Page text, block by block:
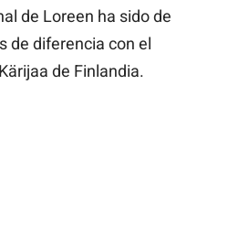
de Loreen ha sido de
de diferencia con el
de Finlandia.